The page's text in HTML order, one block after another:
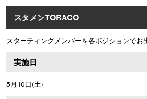
スタメンTORACO
スターティングメンバーを各ポジションでお
実施日
5月10日(土)